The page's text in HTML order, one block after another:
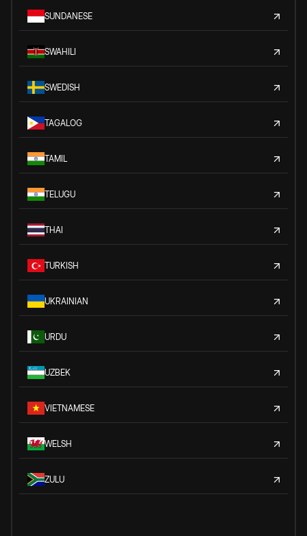
SUNDANESE
SWAHILI
SWEDISH
TAGALOG
TAMIL
TELUGU
THAI
TURKISH
UKRAINIAN
URDU
UZBEK
VIETNAMESE
WELSH
ZULU